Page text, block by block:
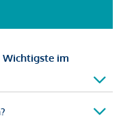
Wichtigste im